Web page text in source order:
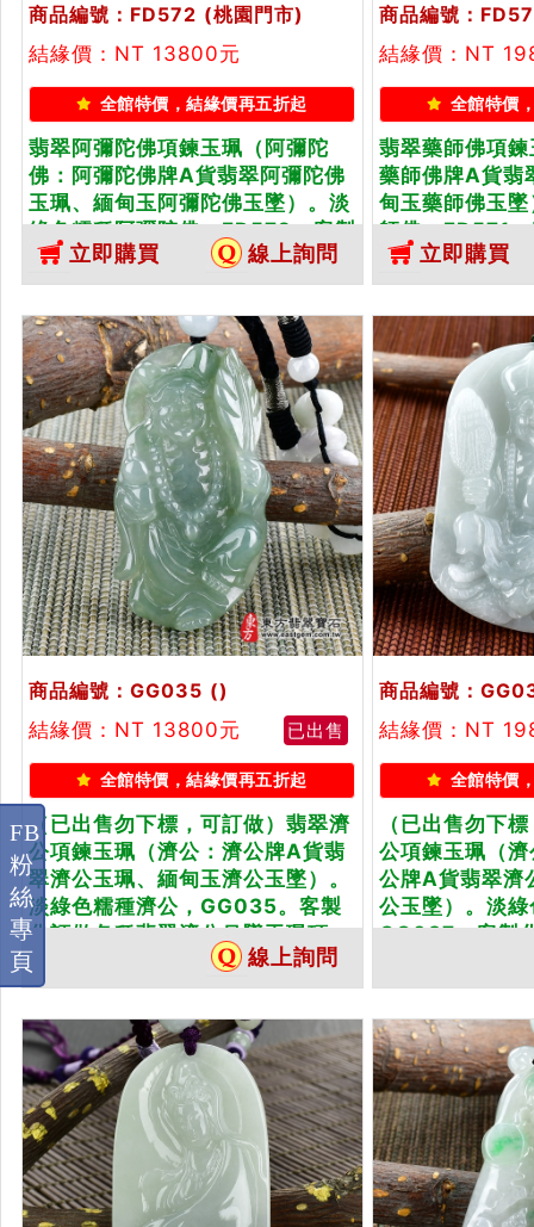
商品編號：FD572 (桃園門市)
結緣價：NT 13800元
全館特價，結緣價再五折起
翡翠阿彌陀佛項鍊玉珮（阿彌陀
佛：阿彌陀佛牌A貨翡翠阿彌陀佛
玉珮、緬甸玉阿彌陀佛玉墜）。淡
綠色糯種阿彌陀佛，FD572。客製
化訂做各種翡翠阿彌陀佛吊墜玉...
立即購買 線上詢問
商品編號：
結緣價：NT
全館特價
翡翠藥師佛項
藥師佛牌A貨翡
甸玉藥師佛玉
師佛，FD571
翠藥師佛吊墜
立即購買
商品編號：GG035 ()
結緣價：NT 13800元
已出售
全館特價，結緣價再五折起
（已出售勿下標，可訂做）翡翠濟
公項鍊玉珮（濟公：濟公牌A貨翡
翠濟公玉珮、緬甸玉濟公玉墜）。
淡綠色糯種濟公，GG035。客製
化訂做各種翡翠濟公吊墜玉珮項...
線上詢問
商品編號：
結緣價：NT
全館特價
（已出售勿下
公項鍊玉珮（
公牌A貨翡翠濟
公玉墜）。淡
GG037。客製
FB
粉
絲
專
頁